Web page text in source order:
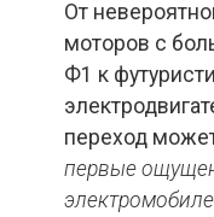
От
моторов с
Ф1 к
переход
первые